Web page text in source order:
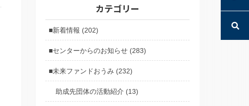
カテゴリー
■新着情報 (202)
■センターからのお知らせ (283)
■未来ファンドおうみ (232)
助成先団体の活動紹介 (13)